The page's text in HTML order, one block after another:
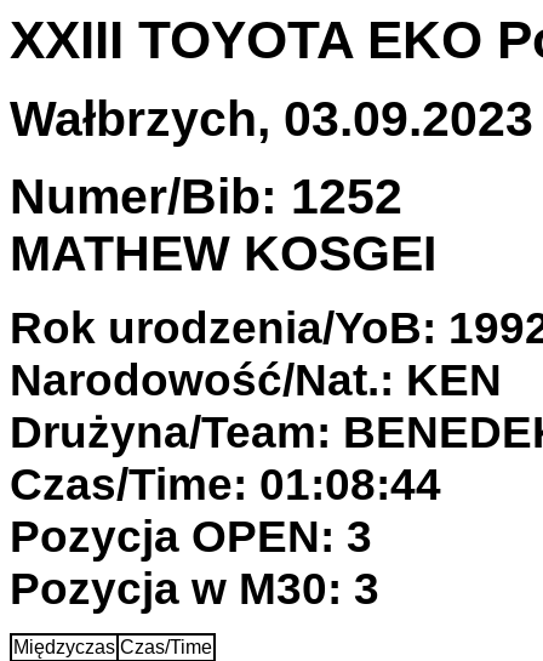
XXIII TOYOTA EKO
Wałbrzych,
Numer/Bib: 1252
MATHEW KOSGEI
Rok urodzenia/YoB:
Narodowość/Nat.: KEN
Drużyna/Team:
Czas/Time: 01:08:44
Pozycja OPEN: 3
Pozycja w M30: 3
Międzyczas Czas/Time